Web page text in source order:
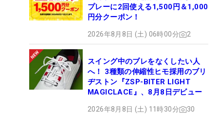
プレーに2回使える1,500円＆1,000
円分クーポン！
2026年8月8日 (土) 06時00分 2
スイング中のブレをなくしたい人
へ！ 3種類の伸縮性ヒモ採用のブリ
ヂストン『ZSP-BITER LIGHT
MAGICLACE』、8月8日デビュー
2026年8月8日 (土) 11時30分 30